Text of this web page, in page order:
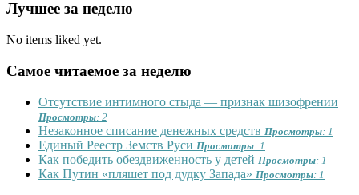
Лучшее за неделю
No items liked yet.
Самое читаемое за неделю
Отсутствие интимного стыда — признак шизофрении
Просмотры: 2
Незаконное списание денежных средств Просмотры: 1
Единый Реестр Земств Руси Просмотры: 1
Как победить обездвиженность у детей Просмотры: 1
Как Путин «пляшет под дудку Запада» Просмотры: 1